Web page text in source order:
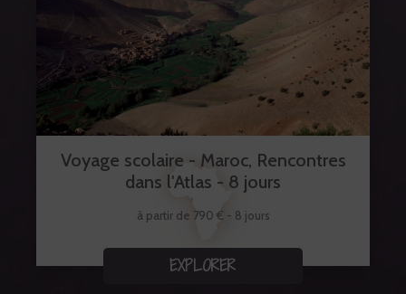
Voyage scolaire - Maroc, Rencontres
dans l'Atlas - 8 jours
à partir de 790 € - 8 jours
EXPLORER